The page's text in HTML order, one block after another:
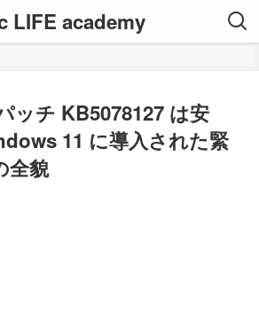
LIFE academy
ッチ KB5078127 は安
11 に導入された緊
全貌